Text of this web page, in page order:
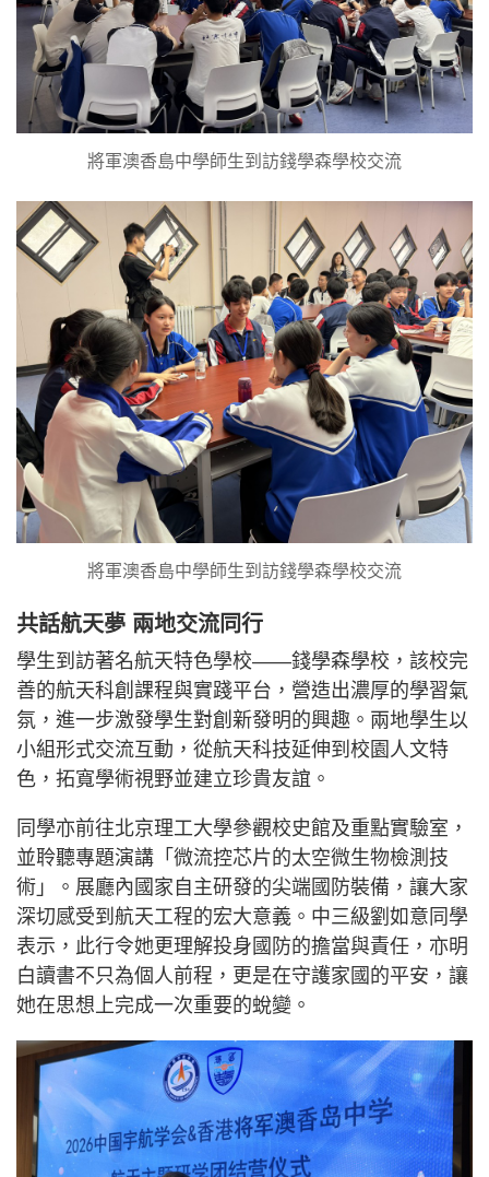
將軍澳香島中學師生到訪錢學森學校交流
將軍澳香島中學師生到訪錢學森學校交流
共話航天夢 兩地交流同行
學生到訪著名航天特色學校——錢學森學校，該校完
善的航天科創課程與實踐平台，營造出濃厚的學習氣
氛，進一步激發學生對創新發明的興趣。兩地學生以
小組形式交流互動，從航天科技延伸到校園人文特
色，拓寬學術視野並建立珍貴友誼。
同學亦前往北京理工大學參觀校史館及重點實驗室，
並聆聽專題演講「微流控芯片的太空微生物檢測技
術」。展廳內國家自主研發的尖端國防裝備，讓大家
深切感受到航天工程的宏大意義。中三級劉如意同學
表示，此行令她更理解投身國防的擔當與責任，亦明
白讀書不只為個人前程，更是在守護家國的平安，讓
她在思想上完成一次重要的蛻變。